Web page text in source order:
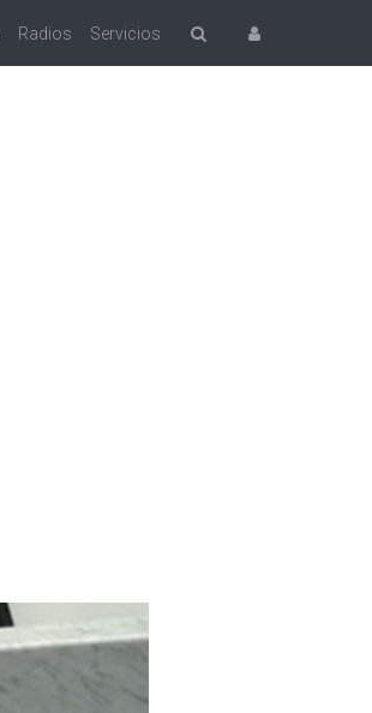
Radios Servicios